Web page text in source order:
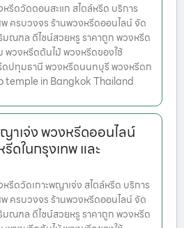
ดวัดดอนสะแก สไตล์หรีด บริการ
ครบวงจร ร้านพวงหรีดออนไลน์ จัด
มณฑล ดีไซน์สวยหรู ราคาถูก พวงหรีด
วงหรีดต้นไม้ พวงหรีดของใช้
ดปทุมธานี พวงหรีดนนทบุรี พวงหรีดก
temple in Bangkok Thailand
าเจ่ง พวงหรีดออนไลน์
ดในกรุงเทพ และ
ดวัดเกาะพญาเจ่ง สไตล์หรีด บริการ
ครบวงจร ร้านพวงหรีดออนไลน์ จัด
มณฑล ดีไซน์สวยหรู ราคาถูก พวงหรีด